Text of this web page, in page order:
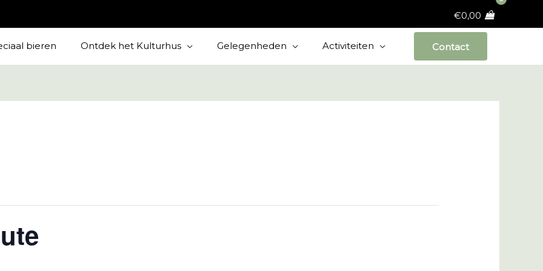
€0,00
bieren Ontdek het Kulturhus Gelegenheden Activiteiten Contact